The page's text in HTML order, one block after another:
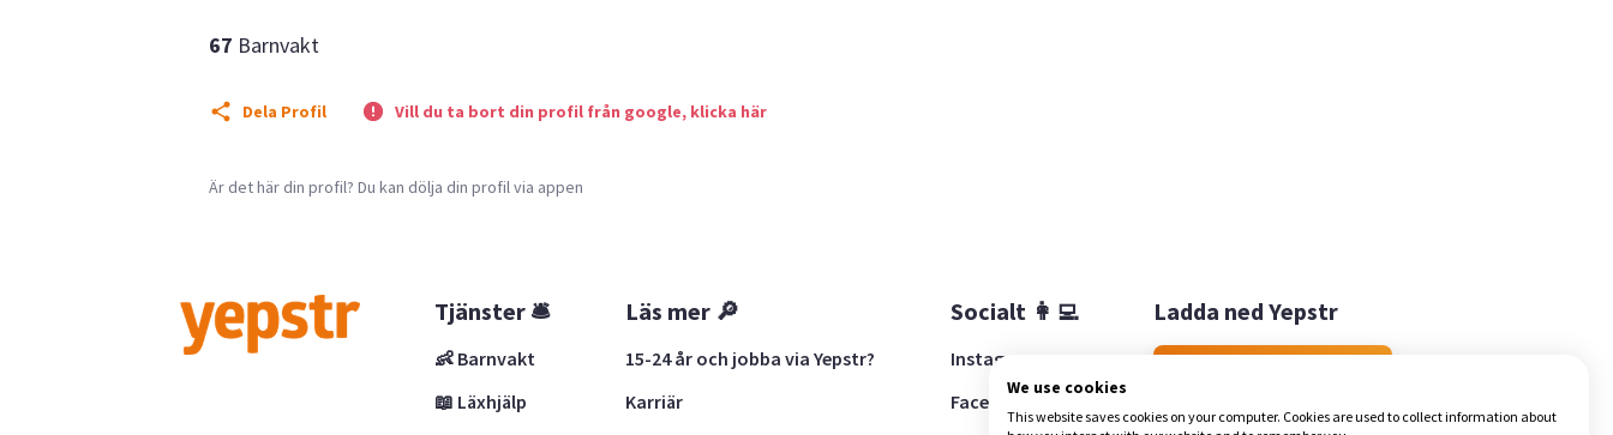
67 Barnvakt
Dela Profil Vill du ta bort din profil från google, klicka här
Är det här din profil? Du kan dölja din profil via appen
Tjänster 🛎
👶 Barnvakt
📖 Läxhjälp
Läs mer 🔎
15-24 år och jobba via Yepstr?
Karriär
Socialt 👩‍💻
Instagram
Facebook
Ladda ned Yepstr
We use cookies
This website saves cookies on your computer. Cookies are used to collect information about